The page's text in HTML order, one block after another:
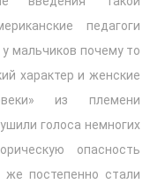
педагоги
мальчиков почему то
характер и женские
из племени
голоса немногих
опасность
же постепенно стали